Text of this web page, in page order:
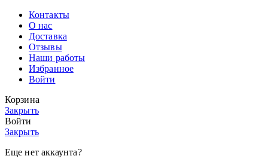
Контакты
О нас
Доставка
Отзывы
Наши работы
Избранное
Войти
Корзина
Закрыть
Войти
Закрыть
Еще нет аккаунта?